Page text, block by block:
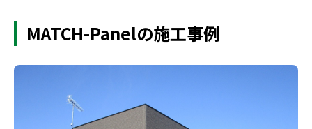
MATCH-Panelの施工事例